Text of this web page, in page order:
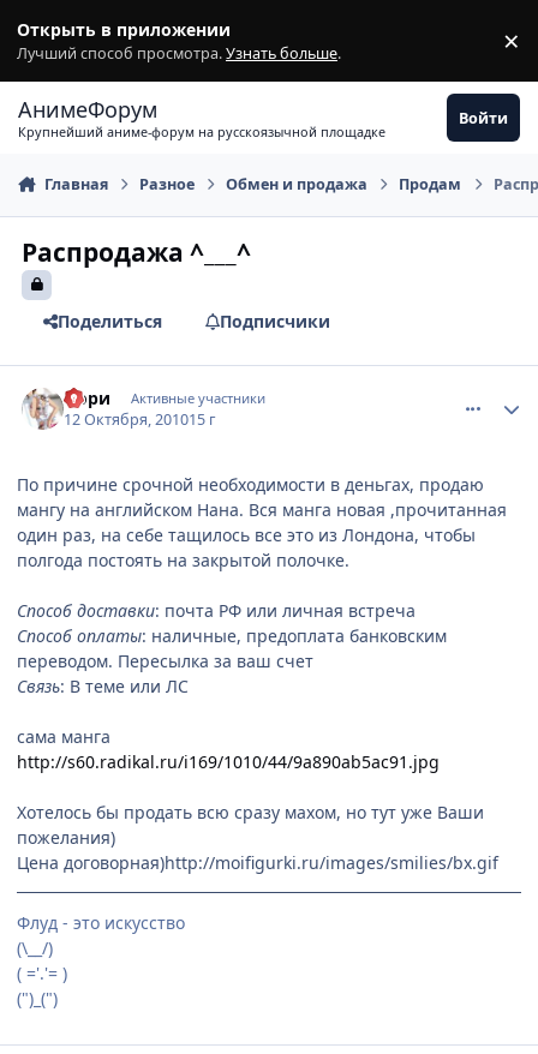
Открыть в приложении
Лучший способ просмотра.Узнать больше. ×
АнимеФорум
Крупнейший аниме-форум на русскоязычной площадке
Войти
Главная Разное Обмен и продажа Продам
Распродажа ^___^
Поделиться Подписчики
Оори Активные участники
12 Октября, 201015 г
По причине срочной необходимости в деньгах, продаю
мангу на английском Нана. Вся манга новая ,прочитанная
один раз, на себе тащилось все это из Лондона, чтобы
полгода постоять на закрытой полочке.
Способ доставки: почта РФ или личная встреча
Способ оплаты: наличные, предоплата банковским
переводом. Пересылка за ваш счет
Связь: В теме или ЛС
сама манга
http://s60.radikal.ru/i169/1010/44/9a890ab5ac91.jpg
Хотелось бы продать всю сразу махом, но тут уже Ваши
пожелания)
Цена договорная)http://moifigurki.ru/images/smilies/bx.gif
Флуд - это искусство
(\__/)
( ='.'= )
(")_(")